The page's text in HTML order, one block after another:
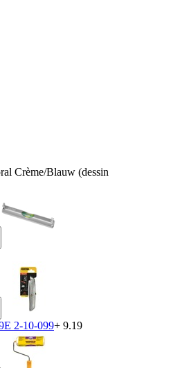
Crème/Blauw (dessin
2-10-099+ 9.19